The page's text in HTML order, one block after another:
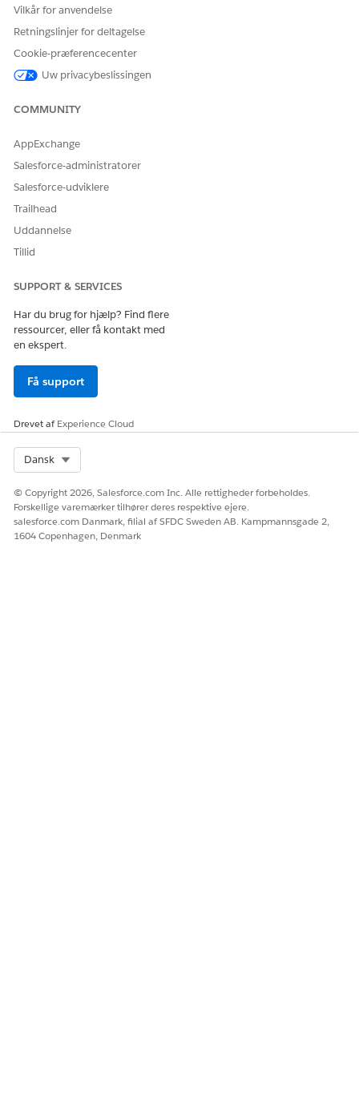
VælgFSC/ManageStandingInstructions
Klik på
Ny version
Klik på
Aktiver version
LØSTE DENNE ARTIKEL DIT PROBLEM?
Vilkår for anvendelse
Retningslinjer for deltagelse
Cookie-præferencecenter
Uw privacybeslissingen
COMMUNITY
AppExchange
Salesforce-administratorer
Salesforce-udviklere
Trailhead
Uddannelse
Tillid
SUPPORT & SERVICES
Har du brug for hjælp? Find flere
ressourcer, eller få kontakt med
en ekspert.
Få support
Drevet afExperience Cloud
Dansk
© Copyright 2026, Salesforce.com Inc. Alle rettigheder forbeholdes.
Forskellige varemærker tilhører deres respektive ejere.
salesforce.com Danmark, filial af SFDC Sweden AB. Kampmannsgade 2,
1604 Copenhagen, Denmark